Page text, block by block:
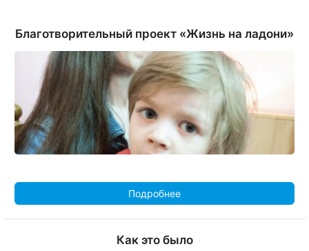
Благотворительный проект «Жизнь на ладони»
Подробнее
Как это было